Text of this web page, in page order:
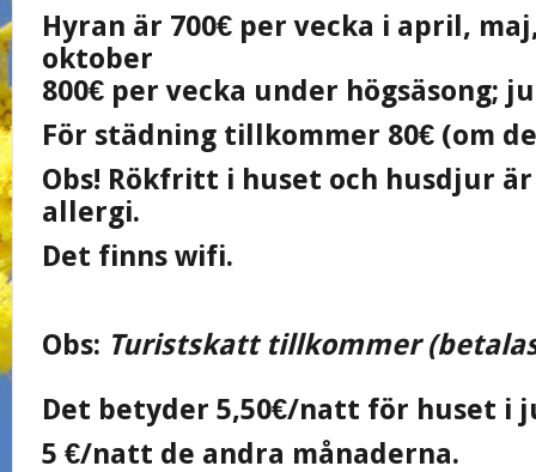
Hyran är 700€ per vecka i april,
oktober
800€ per vecka under högsäsong;
För städning tillkommer 80€ (om
Obs! Rökfritt i huset och husdjur
allergi.
Det finns wifi.
Obs: Turistskatt tillkommer
Det betyder 5,50€/natt för huset i
5 €/natt de andra månaderna.